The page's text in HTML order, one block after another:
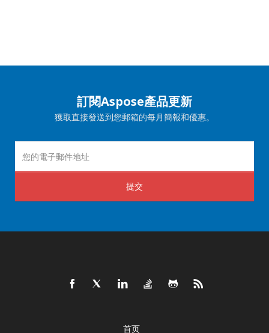
訂閱Aspose產品更新
獲取直接發送到您郵箱的每月簡報和優惠。
提交
首页